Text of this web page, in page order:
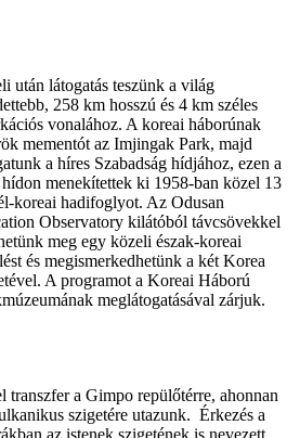
után látogatás teszünk a világ
258 km hosszú és 4 km széles
vonalához. A koreai háborúnak
mementót az Imjingak Park, majd
a híres Szabadság hídjához, ezen a
menekítettek ki 1958-ban közel 13
koreai hadifoglyot. Az Odusan
Observatory kilátóból távcsövekkel
meg egy közeli észak-koreai
és megismerkedhetünk a két Korea
A programot a Koreai Háború
meglátogatásával zárjuk.
transzfer a Gimpo repülőtérre, ahonnan
szigetére utazunk. Érkezés a
az istenek szigetének is nevezett